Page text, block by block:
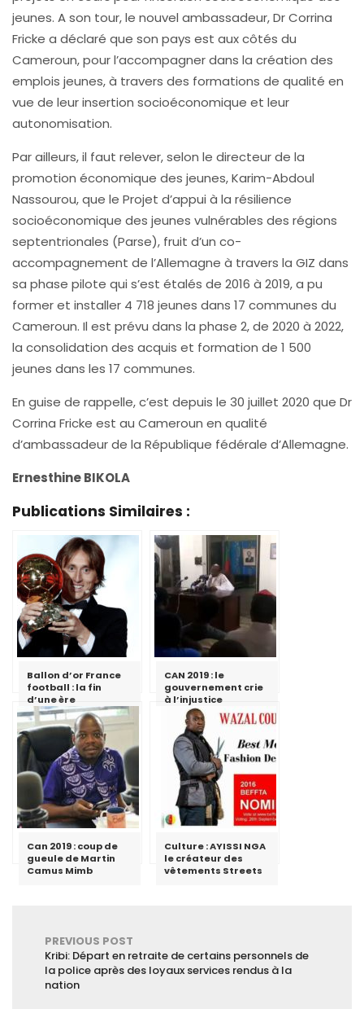
jeunes. A son tour, le nouvel ambassadeur, Dr Corrina
Fricke a déclaré que son pays est aux côtés du
Cameroun, pour l’accompagner dans la création des
emplois jeunes, à travers des formations de qualité en
vue de leur insertion socioéconomique et leur
autonomisation.
Par ailleurs, il faut relever, selon le directeur de la
promotion économique des jeunes, Karim-Abdoul
Nassourou, que le Projet d’appui à la résilience
socioéconomique des jeunes vulnérables des régions
septentrionales (Parse), fruit d’un co-
accompagnement de l’Allemagne à travers la GIZ dans
sa phase pilote qui s’est étalés de 2016 à 2019, a pu
former et installer 4 718 jeunes dans 17 communes du
Cameroun. Il est prévu dans la phase 2, de 2020 à 2022,
la consolidation des acquis et formation de 1 500
jeunes dans les 17 communes.
En guise de rappelle, c’est depuis le 30 juillet 2020 que Dr
Corrina Fricke est au Cameroun en qualité
d’ambassadeur de la République fédérale d’Allemagne.
Ernesthine BIKOLA
Publications Similaires :
Ballon d’or France
football : la fin
d’une ère
CAN 2019 : le
gouvernement crie
à l’injustice
Can 2019 : coup de
gueule de Martin
Camus Mimb
Culture : AYISSI NGA
le créateur des
vêtements Streets
PREVIOUS POST
Kribi: Départ en retraite de certains personnels de
la police après des loyaux services rendus à la
nation